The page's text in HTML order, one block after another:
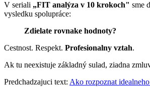
V seriali „FIT analýza v 10 krokoch" sme
vysledku spolupráce:
Zdielate rovnake hodnoty?
Cestnost. Respekt. Profesionalny vztah.
Ak tu neexistuje základný sulad, ziadna
Predchadzajuci text: Ako rozpoznat